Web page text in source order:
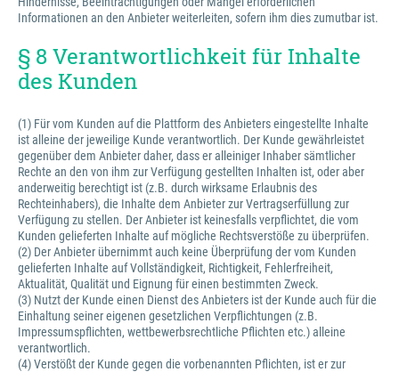
Informationen an den Anbieter weiterleiten, sofern ihm dies zumutbar ist.
§ 8 Verantwortlichkeit für Inhalte
des Kunden
(1) Für vom Kunden auf die Plattform des Anbieters eingestellte Inhalte
ist alleine der jeweilige Kunde verantwortlich. Der Kunde gewährleistet
gegenüber dem Anbieter daher, dass er alleiniger Inhaber sämtlicher
Rechte an den von ihm zur Verfügung gestellten Inhalten ist, oder aber
anderweitig berechtigt ist (z.B. durch wirksame Erlaubnis des
Rechteinhabers), die Inhalte dem Anbieter zur Vertragserfüllung zur
Verfügung zu stellen. Der Anbieter ist keinesfalls verpflichtet, die vom
Kunden gelieferten Inhalte auf mögliche Rechtsverstöße zu überprüfen.
(2) Der Anbieter übernimmt auch keine Überprüfung der vom Kunden
gelieferten Inhalte auf Vollständigkeit, Richtigkeit, Fehlerfreiheit,
Aktualität, Qualität und Eignung für einen bestimmten Zweck.
(3) Nutzt der Kunde einen Dienst des Anbieters ist der Kunde auch für die
Einhaltung seiner eigenen gesetzlichen Verpflichtungen (z.B.
Impressumspflichten, wettbewerbsrechtliche Pflichten etc.) alleine
verantwortlich.
(4) Verstößt der Kunde gegen die vorbenannten Pflichten, ist er zur